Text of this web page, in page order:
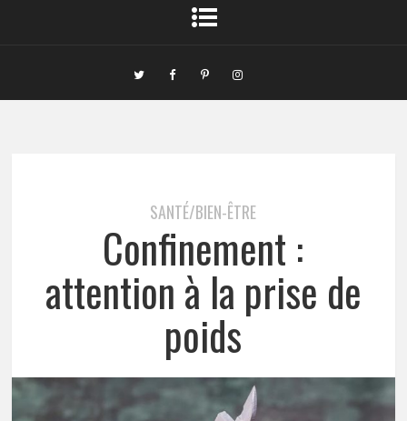
SANTÉ/BIEN-ÊTRE
Confinement :
attention à la prise de
poids